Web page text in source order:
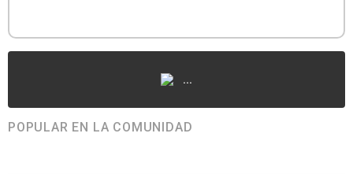
...
POPULAR EN LA COMUNIDAD